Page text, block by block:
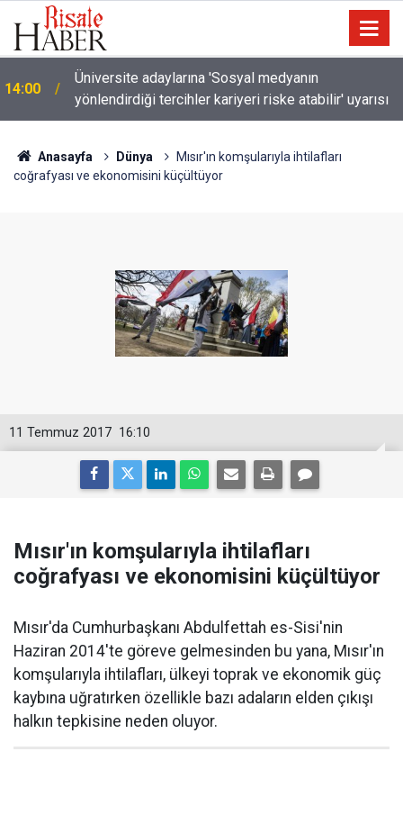
11:02
Türkiye-Suudi Arabistan-Pakistan Anlaşması ve
Said Nursi'nin sevinci
Anasayfa Dünya
Mısır'ın komşularıyla ihtilafları
coğrafyası ve ekonomisini küçültüyor
16:10
11 Temmuz 2017
Mısır'ın komşularıyla ihtilafları
coğrafyası ve ekonomisini küçültüyor
Mısır'da Cumhurbaşkanı Abdulfettah es-Sisi'nin
Haziran 2014'te göreve gelmesinden bu yana, Mısır'ın
komşularıyla ihtilafları, ülkeyi toprak ve ekonomik güç
kaybına uğratırken özellikle bazı adaların elden çıkışı
halkın tepkisine neden oluyor.